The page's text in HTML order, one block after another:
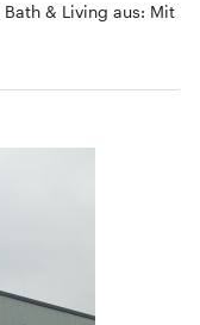
& Living aus: Mit